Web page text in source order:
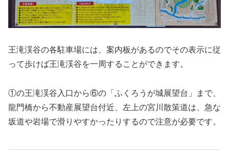
王滝渓谷の各駐車場には、案内板があるのでその表示に従
って歩けば王滝渓谷を一周することができます。
①の王滝渓谷入口から⑥の「ふくろうが城展望台」まで、
龍門橋から不動産展望台付近、左上の宮川散策道は、急な
坂道や岩場で滑りやすかったりするので注意が必要です。